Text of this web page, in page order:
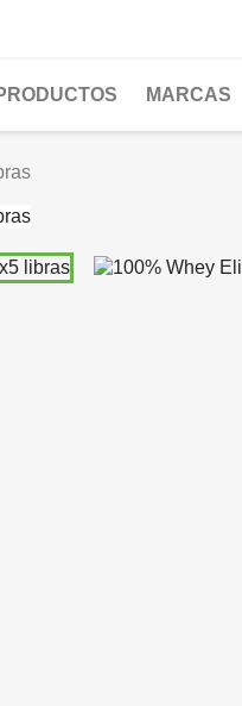
MARCAS